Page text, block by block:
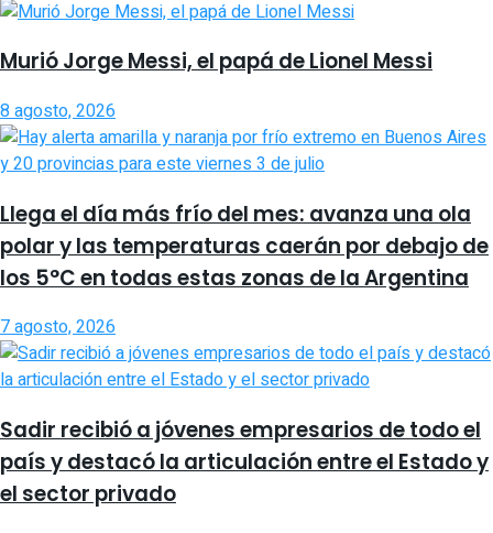
Murió Jorge Messi, el papá de Lionel Messi
8 agosto, 2026
Llega el día más frío del mes: avanza una ola
polar y las temperaturas caerán por debajo de
los 5°C en todas estas zonas de la Argentina
7 agosto, 2026
Sadir recibió a jóvenes empresarios de todo el
país y destacó la articulación entre el Estado y
el sector privado